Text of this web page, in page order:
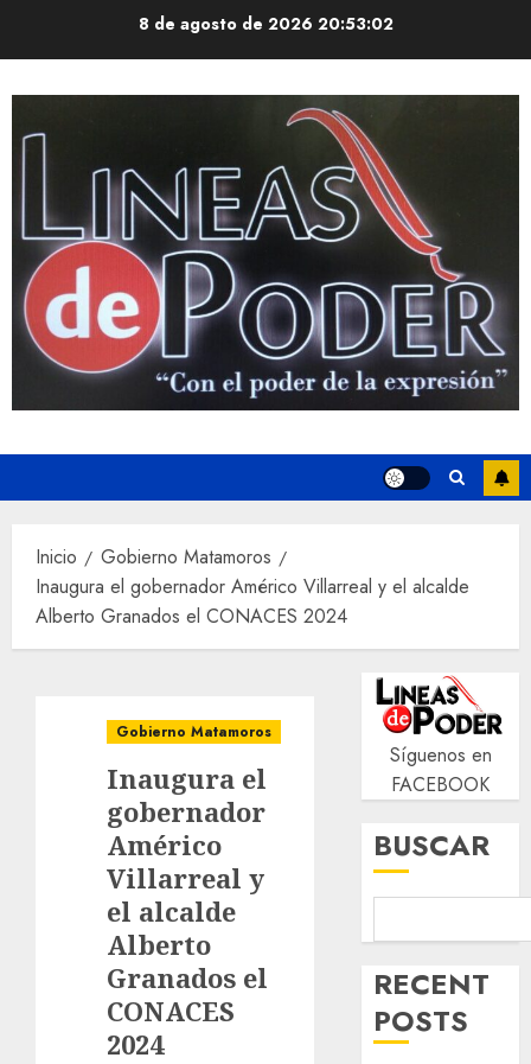
8 de agosto de 2026 20:53:02
Inicio
Gobierno Matamoros
Inaugura el gobernador Américo Villarreal y el alcalde
Alberto Granados el CONACES 2024
Gobierno Matamoros
Inaugura el
gobernador
Américo
Villarreal y
el alcalde
Alberto
Granados el
CONACES
2024
Síguenos en
FACEBOOK
BUSCAR
RECENT
POSTS